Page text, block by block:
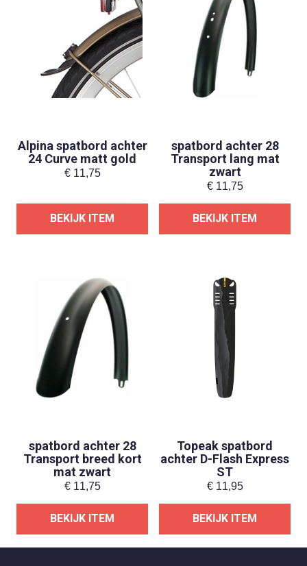
Alpina spatbord achter
24 Curve matt gold
€11,75
BEKIJK ITEM
spatbord achter 28
Transport lang mat
zwart
€11,75
BEKIJK ITEM
spatbord achter 28
Transport breed kort
mat zwart
€11,75
BEKIJK ITEM
Topeak spatbord
achter D-Flash Express
ST
€11,95
BEKIJK ITEM